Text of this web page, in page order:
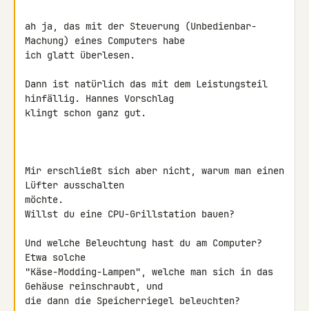
ah ja, das mit der Steuerung (Unbedienbar-
Machung) eines Computers habe
ich glatt überlesen.
Dann ist natürlich das mit dem Leistungsteil
hinfällig. Hannes Vorschlag
klingt schon ganz gut.
Mir erschließt sich aber nicht, warum man einen
Lüfter ausschalten
möchte.
Willst du eine CPU-Grillstation bauen?
Und welche Beleuchtung hast du am Computer?
Etwa solche
"Käse-Modding-Lampen", welche man sich in das
Gehäuse reinschraubt, und
die dann die Speicherriegel beleuchten?